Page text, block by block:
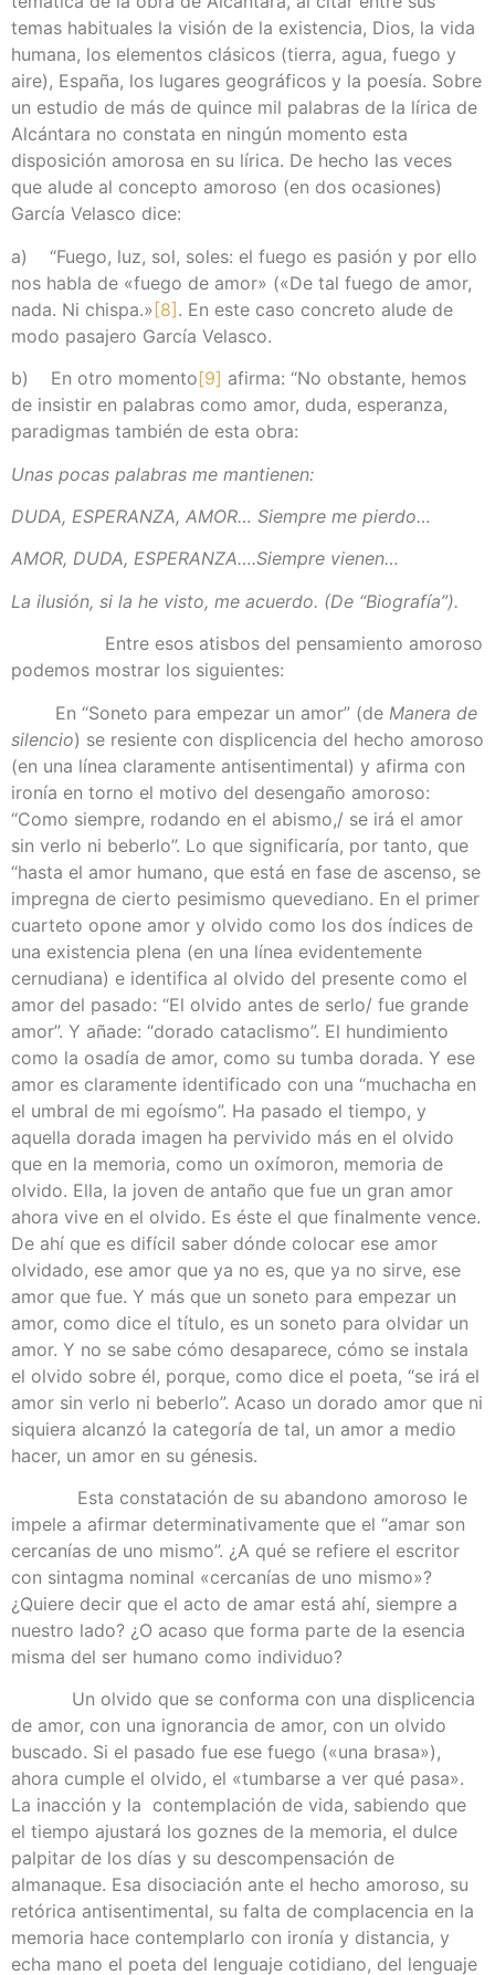
temas habituales la visión de la existencia, Dios, la vida
humana, los elementos clásicos (tierra, agua, fuego y
aire), España, los lugares geográficos y la poesía. Sobre
un estudio de más de quince mil palabras de la lírica de
Alcántara no constata en ningún momento esta
disposición amorosa en su lírica. De hecho las veces
que alude al concepto amoroso (en dos ocasiones)
García Velasco dice:
a) “Fuego, luz, sol, soles: el fuego es pasión y por ello
nos habla de «fuego de amor» («De tal fuego de amor,
nada. Ni chispa.»[8]. En este caso concreto alude de
modo pasajero García Velasco.
b) En otro momento[9] afirma: “No obstante, hemos
de insistir en palabras como amor, duda, esperanza,
paradigmas también de esta obra:
Unas pocas palabras me mantienen:
DUDA, ESPERANZA, AMOR… Siempre me pierdo…
AMOR, DUDA, ESPERANZA….Siempre vienen…
La ilusión, si la he visto, me acuerdo. (De “Biografía”).
Entre esos atisbos del pensamiento amoroso
podemos mostrar los siguientes:
En “Soneto para empezar un amor” (de Manera de
silencio) se resiente con displicencia del hecho amoroso
(en una línea claramente antisentimental) y afirma con
ironía en torno el motivo del desengaño amoroso:
“Como siempre, rodando en el abismo,/ se irá el amor
sin verlo ni beberlo”. Lo que significaría, por tanto, que
“hasta el amor humano, que está en fase de ascenso, se
impregna de cierto pesimismo quevediano. En el primer
cuarteto opone amor y olvido como los dos índices de
una existencia plena (en una línea evidentemente
cernudiana) e identifica al olvido del presente como el
amor del pasado: “El olvido antes de serlo/ fue grande
amor”. Y añade: “dorado cataclismo”. El hundimiento
como la osadía de amor, como su tumba dorada. Y ese
amor es claramente identificado con una “muchacha en
el umbral de mi egoísmo”. Ha pasado el tiempo, y
aquella dorada imagen ha pervivido más en el olvido
que en la memoria, como un oxímoron, memoria de
olvido. Ella, la joven de antaño que fue un gran amor
ahora vive en el olvido. Es éste el que finalmente vence.
De ahí que es difícil saber dónde colocar ese amor
olvidado, ese amor que ya no es, que ya no sirve, ese
amor que fue. Y más que un soneto para empezar un
amor, como dice el título, es un soneto para olvidar un
amor. Y no se sabe cómo desaparece, cómo se instala
el olvido sobre él, porque, como dice el poeta, “se irá el
amor sin verlo ni beberlo”. Acaso un dorado amor que ni
siquiera alcanzó la categoría de tal, un amor a medio
hacer, un amor en su génesis.
Esta constatación de su abandono amoroso le
impele a afirmar determinativamente que el “amar son
cercanías de uno mismo”. ¿A qué se refiere el escritor
con sintagma nominal «cercanías de uno mismo»?
¿Quiere decir que el acto de amar está ahí, siempre a
nuestro lado? ¿O acaso que forma parte de la esencia
misma del ser humano como individuo?
Un olvido que se conforma con una displicencia
de amor, con una ignorancia de amor, con un olvido
buscado. Si el pasado fue ese fuego («una brasa»),
ahora cumple el olvido, el «tumbarse a ver qué pasa».
La inacción y la contemplación de vida, sabiendo que
el tiempo ajustará los goznes de la memoria, el dulce
palpitar de los días y su descompensación de
almanaque. Esa disociación ante el hecho amoroso, su
retórica antisentimental, su falta de complacencia en la
memoria hace contemplarlo con ironía y distancia, y
echa mano el poeta del lenguaje cotidiano, del lenguaje